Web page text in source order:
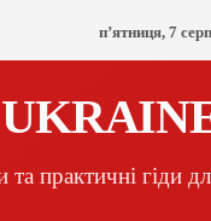
пʼятниця, 7
практичні гіди